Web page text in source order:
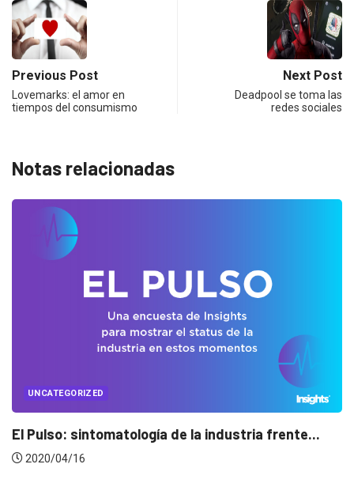
Previous Post
Lovemarks: el amor en
tiempos del consumismo
Next Post
Deadpool se toma las
redes sociales
Notas relacionadas
UNCATEGORIZED
Conectados en época de pausa
2020/04/14